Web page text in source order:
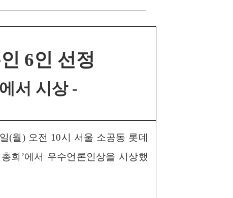
6인 선정
서 시상 -
(월) 오전 10시 서울 소공동 롯데
회’에서 우수언론인상을 시상했